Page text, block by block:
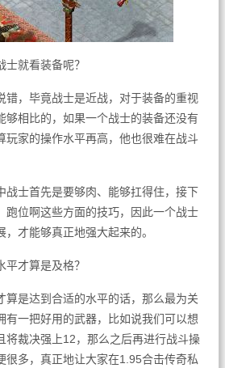
就看装备呢？
错，毕竟战士是近战，对于装备的重视
够相比的，如果一个战士的装备还没有
玩家的操作水平再高，他也很难在战斗
战士首先是要够肉、能够扛得住，接下
跑位啊这些方面的技巧，因此一个战士
才能够真正地强大起来的。
才算是及格？
算是达到合适的水平的话，那么最为关
有一把好用的武器，比如说我们可以想
将裁决强上12，那么之后再进行战斗操
很多，真正地让大家在1.95合击传奇私